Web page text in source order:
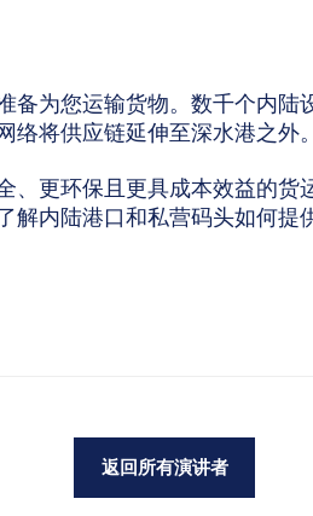
为您运输货物。数千个内陆
将供应链延伸至深水港之外。
、更环保且更具成本效益的
内陆港口和私营码头如何提
返回所有演讲者